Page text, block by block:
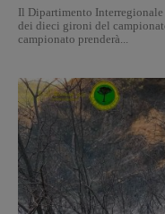
Il Dipartimento
dei dieci gironi del
campionato prenderà...